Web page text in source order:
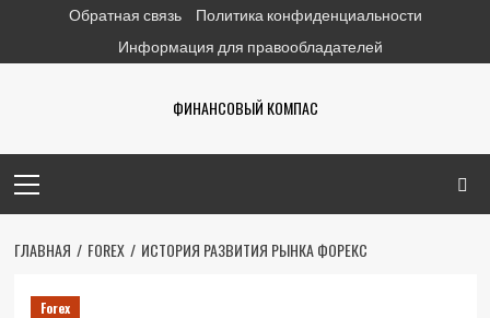
содержимому
Обратная связь
Политика конфиденциальности
Информация для правообладателей
ФИНАНСОВЫЙ КОМПАС
меню
ГЛАВНАЯ FOREX ИСТОРИЯ РАЗВИТИЯ РЫНКА ФОРЕКС
Forex